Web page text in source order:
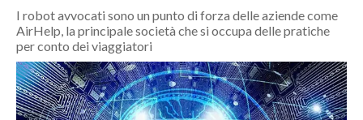
ITALIA
MONDO
POLITICA
I robot avvocati sono un punto di forza delle aziende come
AirHelp, la principale società che si occupa delle pratiche
per conto dei viaggiatori